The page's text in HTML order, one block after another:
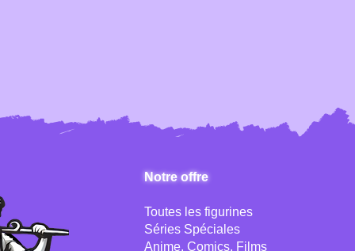
Notre offre
Toutes les figurines
Séries Spéciales
Anime, Comics, Films